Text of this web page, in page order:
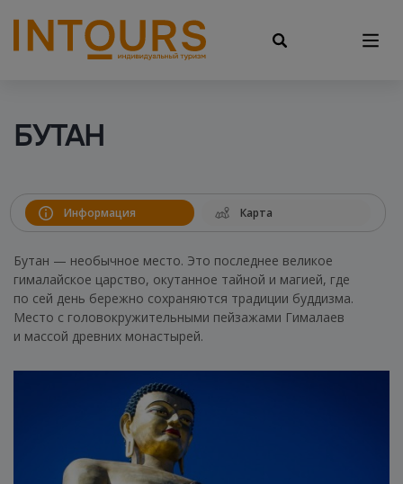
БУТАН
Информация Карта
Бутан — необычное место. Это последнее великое
гималайское царство, окутанное тайной и магией, где
по сей день бережно сохраняются традиции буддизма.
Место с головокружительными пейзажами Гималаев
и массой древних монастырей.